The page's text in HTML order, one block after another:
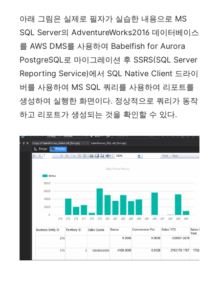
아래 그림은 실제로 필자가 실습한 내용으로 MS
SQL Server의 AdventureWorks2016 데이터베이스
를 AWS DMS를 사용하여 Babelfish for Aurora
PostgreSQL로 마이그레이션 후 SSRS(SQL Server
Reporting Service)에서 SQL Native Client 드라이
버를 사용하여 MS SQL 쿼리를 사용하여 리포트를
생성하여 실행한 화면이다. 정상적으로 쿼리가 동작
하고 리포트가 생성되는 것을 확인할 수 있다.